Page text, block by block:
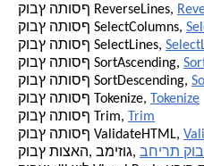
קובץ התוסף ReverseLines,
קובץ התוסף SelectColumns,
קובץ התוסף SelectLines,
קובץ התוסף SortAscending,
קובץ התוסף SortDescending,
קובץ התוסף Tokenize,
Tokenize
קובץ התוסף Trim,
Trim
קובץ התוסף ValidateHTML,
קובץ תוצאה, במיזוג, מיזוג